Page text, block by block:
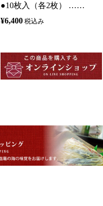
●10枚入（各2枚） ……
¥6,400 税込み